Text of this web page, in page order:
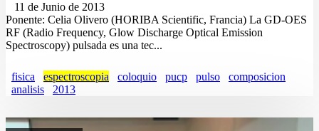
11 de Junio de 2013
Ponente: Celia Olivero (HORIBA Scientific, Francia) La GD-OES
RF (Radio Frequency, Glow Discharge Optical Emission
Spectroscopy) pulsada es una tec...
fisica espectroscopia coloquio pucp pulso
composicion
analisis
2013